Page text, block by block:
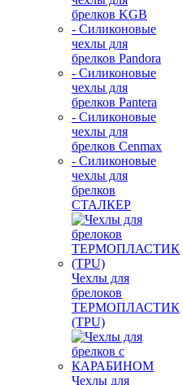
брелков KGB
- Силиконовые
чехлы для
брелков Pandora
- Силиконовые
чехлы для
брелков Pantera
- Силиконовые
чехлы для
брелков Cenmax
- Силиконовые
чехлы для
брелков
СТАЛКЕР
Чехлы для
брелоков
ТЕРМОПЛАСТИК
(TPU)
Чехлы для